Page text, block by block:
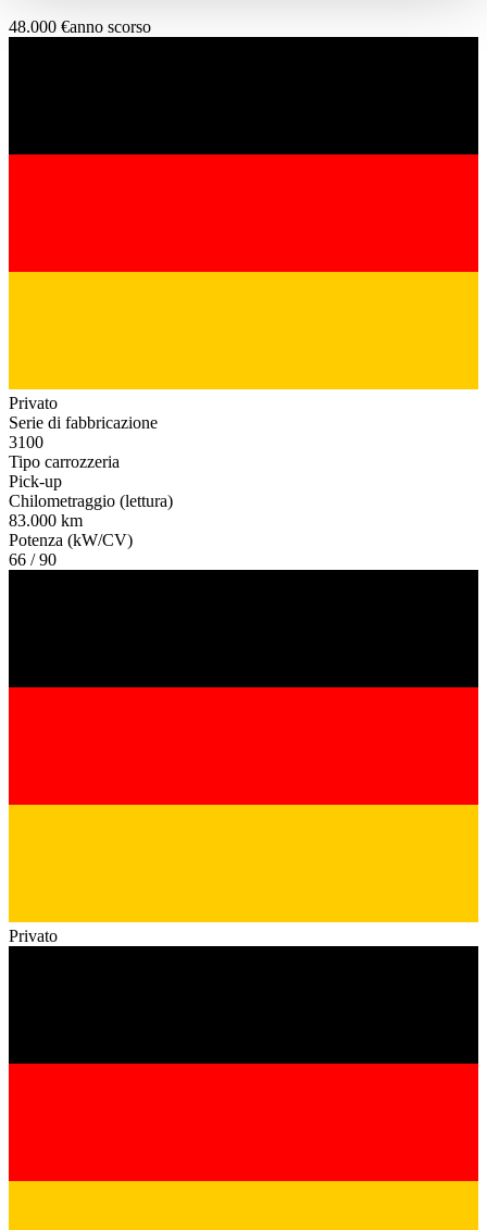
gesammelt haben.Datenschutzerklärung
48.000 €anno scorso
Privato
Serie di fabbricazione
3100
Tipo carrozzeria
Pick-up
Chilometraggio (lettura)
83.000 km
Potenza (kW/CV)
66 / 90
Privato